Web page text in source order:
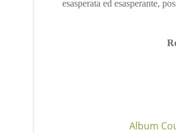
esasperata ed esasperante,
Album